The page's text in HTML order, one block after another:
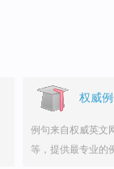
权威
例句来自权威英文
等，提供最专业的